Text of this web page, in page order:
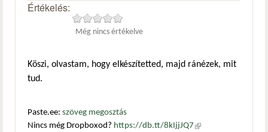
Értékelés:
Még nincs értékelve
Köszi, olvastam, hogy elkészítetted, majd ránézek, mit
tud.
Paste.ee: szöveg megosztás
Nincs még Dropboxod? https://db.tt/8kIjjJQ7 (külső